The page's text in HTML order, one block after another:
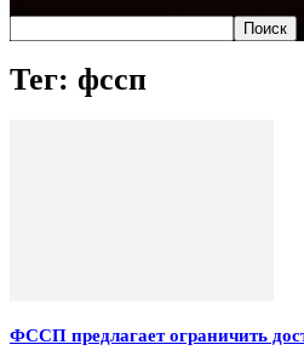
Тег: фссп
ФССП предлагает ограничить